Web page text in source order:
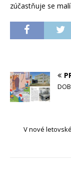
zúčastňuje se
V nové